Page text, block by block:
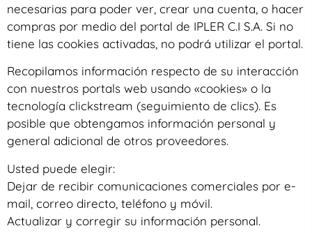
necesarias para poder ver, crear una cuenta, o hacer
compras por medio del portal de IPLER C.I S.A. Si no
tiene las cookies activadas, no podrá utilizar el portal.
Recopilamos información respecto de su interacción
con nuestros portals web usando «cookies» o la
tecnología clickstream (seguimiento de clics). Es
posible que obtengamos información personal y
general adicional de otros proveedores.
Usted puede elegir:
Dejar de recibir comunicaciones comerciales por e-
mail, correo directo, teléfono y móvil.
Actualizar y corregir su información personal.